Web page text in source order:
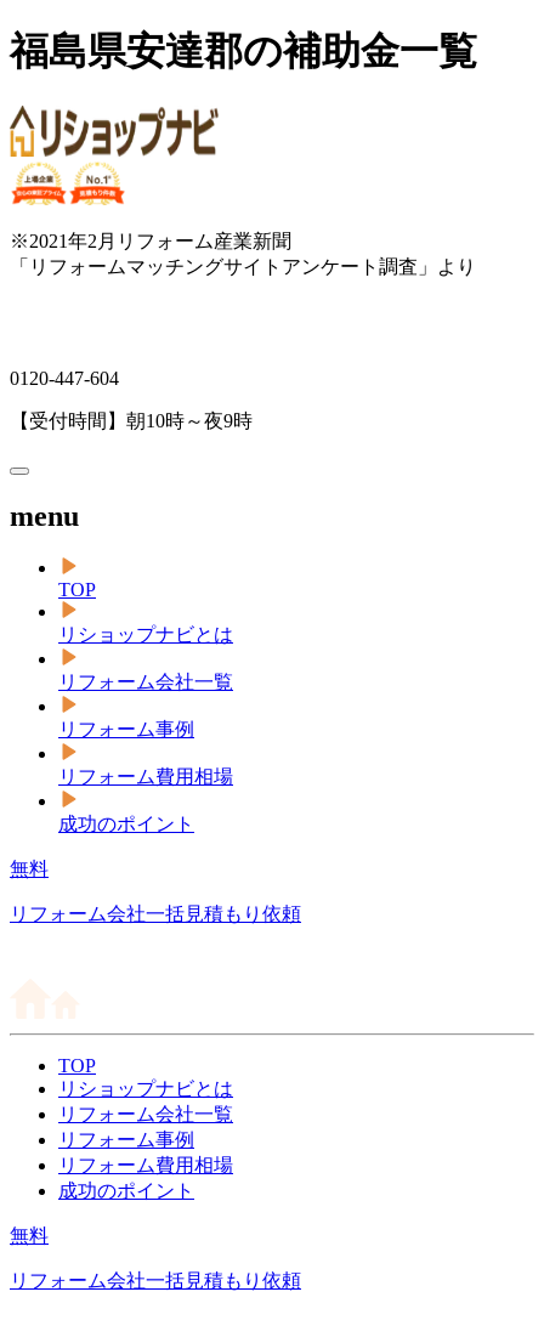
福島県安達郡の補助金一覧
※2021年2月リフォーム産業新聞
「リフォームマッチングサイトアンケート調査」より
0120-447-604
【受付時間】朝10時～夜9時
menu
TOP
リショップナビとは
リフォーム会社一覧
リフォーム事例
リフォーム費用相場
成功のポイント
無料
リフォーム会社一括見積もり依頼
TOP
リショップナビとは
リフォーム会社一覧
リフォーム事例
リフォーム費用相場
成功のポイント
無料
リフォーム会社一括見積もり依頼